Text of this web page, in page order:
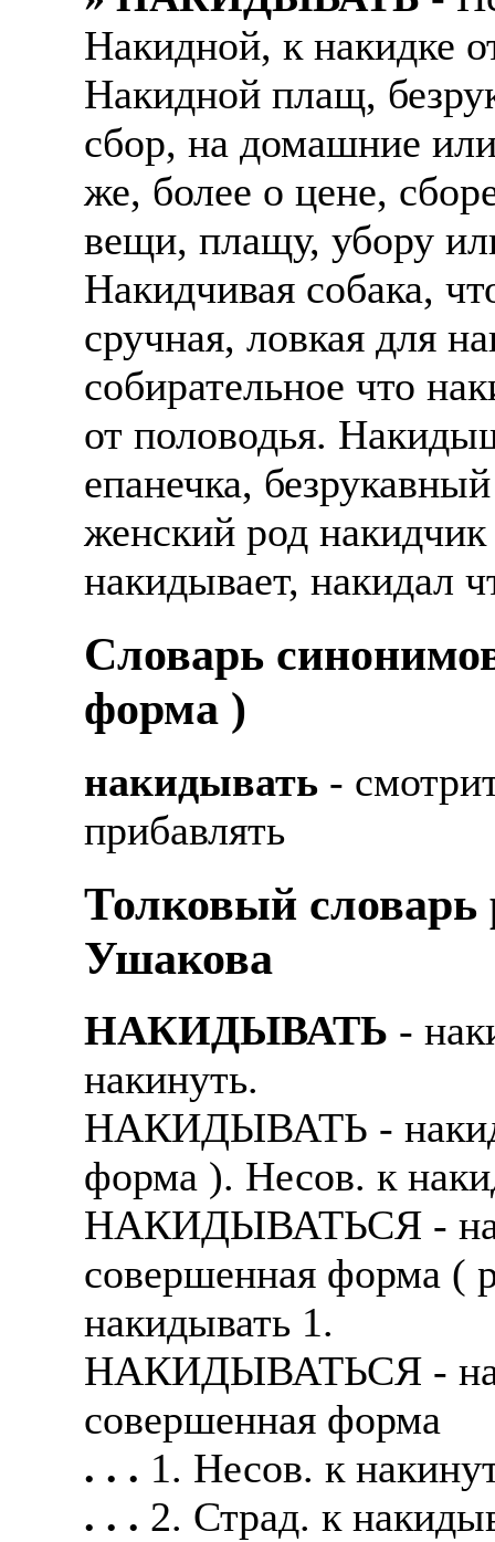
Накидной, к накидке
Накидной плащ,
сбор, на домашние
же, более о цене,
вещи, плащу, убору
Накидчивая собака,
сручная, ловкая для
собирательное что
от половодья.
епанечка,
женский род
накидывает, накидал
Cловарь
форма )
накидывать -
прибавлять
Толковый словарь
Ушакова
НАКИДЫВАТЬ -
накинуть.
НАКИДЫВАТЬ -
форма ). Несов. к
НАКИДЫВАТЬСЯ -
совершенная форма (
накидывать 1.
НАКИДЫВАТЬСЯ -
совершенная форма
. . . 1. Несов. к
. . . 2. Страд. к